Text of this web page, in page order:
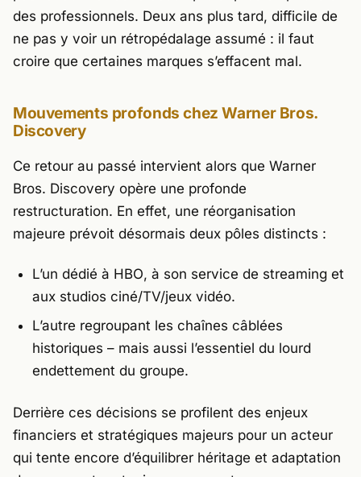
des professionnels. Deux ans plus tard, difficile de
ne pas y voir un rétropédalage assumé : il faut
croire que certaines marques s’effacent mal.
Mouvements profonds chez Warner Bros.
Discovery
Ce retour au passé intervient alors que Warner
Bros. Discovery opère une profonde
restructuration. En effet, une réorganisation
majeure prévoit désormais deux pôles distincts :
L’un dédié à HBO, à son service de streaming et
aux studios ciné/TV/jeux vidéo.
L’autre regroupant les chaînes câblées
historiques – mais aussi l’essentiel du lourd
endettement du groupe.
Derrière ces décisions se profilent des enjeux
financiers et stratégiques majeurs pour un acteur
qui tente encore d’équilibrer héritage et adaptation